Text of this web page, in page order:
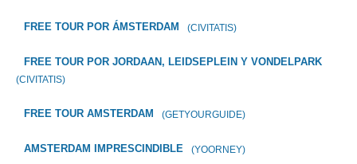
FREE TOUR POR ÁMSTERDAM (CIVITATIS)
FREE TOUR POR JORDAAN, LEIDSEPLEIN Y VONDELPARK
(CIVITATIS)
FREE TOUR AMSTERDAM (GETYOURGUIDE)
AMSTERDAM IMPRESCINDIBLE (YOORNEY)